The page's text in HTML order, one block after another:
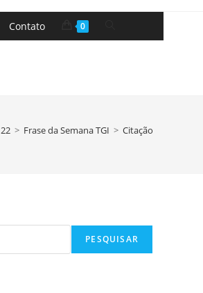
Contato 0
22 > Frase da Semana TGI > Citação
PESQUISAR